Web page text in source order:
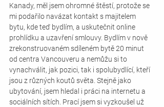
Kanady, měl jsem ohromné štěstí, protože se
mi podařilo navázat kontakt s majitelem
bytu, kde teď bydlím, a uskutečnit online
prohlídku a uzavření smlouvy. Bydlím v nově
zrekonstruovaném sdíleném bytě 20 minut
od centra Vancouveru a nemůžu si to
vynachválit, jak pozici, tak i spolubydlící, kteří
jsou z různých koutů světa. Stejně jako
ubytování, jsem hledal i práci na internetu a
sociálních sítích. Prací jsem si vyzkoušel už